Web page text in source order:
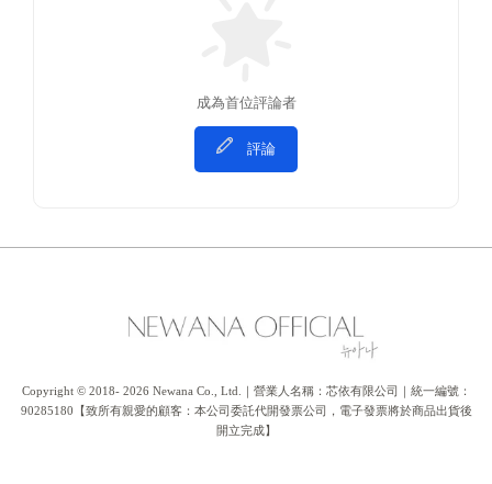
成為首位評論者
評論
Copyright © 2018- 2026 Newana Co., Ltd.｜營業人名稱：芯依有限公司｜統一編號：
90285180【致所有親愛的顧客：本公司委託代開發票公司，電子發票將於商品出貨後
開立完成】